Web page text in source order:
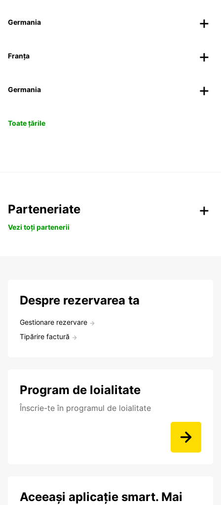
Germania
Franța
Germania
Toate țările
Parteneriate
Vezi toți partenerii
Despre rezervarea ta
Gestionare rezervare
Tipărire factură
Program de loialitate
Înscrie-te în programul de loialitate
Aceeași aplicație smart. Mai